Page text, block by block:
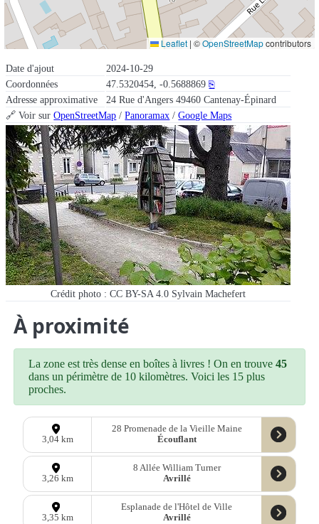
Date d'ajout
2024-10-29
Coordonnées
47.5320454, -0.5688869 ⎘
Adresse approximative
24 Rue d'Angers 49460 Cantenay-Épinard
🔗 Voir surOpenStreetMap /Panoramax /Google Maps
Crédit photo : CC BY-SA 4.0 Sylvain Machefert
Leaflet | ©OpenStreetMapcontributors
À proximité
La zone est très dense en boîtes à livres ! On en trouve45
dans un périmètre de 10 kilomètres. Voici les 15 plus
proches.
3,04 km
28 Promenade de la Vieille Maine
Écouflant
3,26 km
8 Allée William Turner
Avrillé
3,35 km
Esplanade de l'Hôtel de Ville
Avrillé